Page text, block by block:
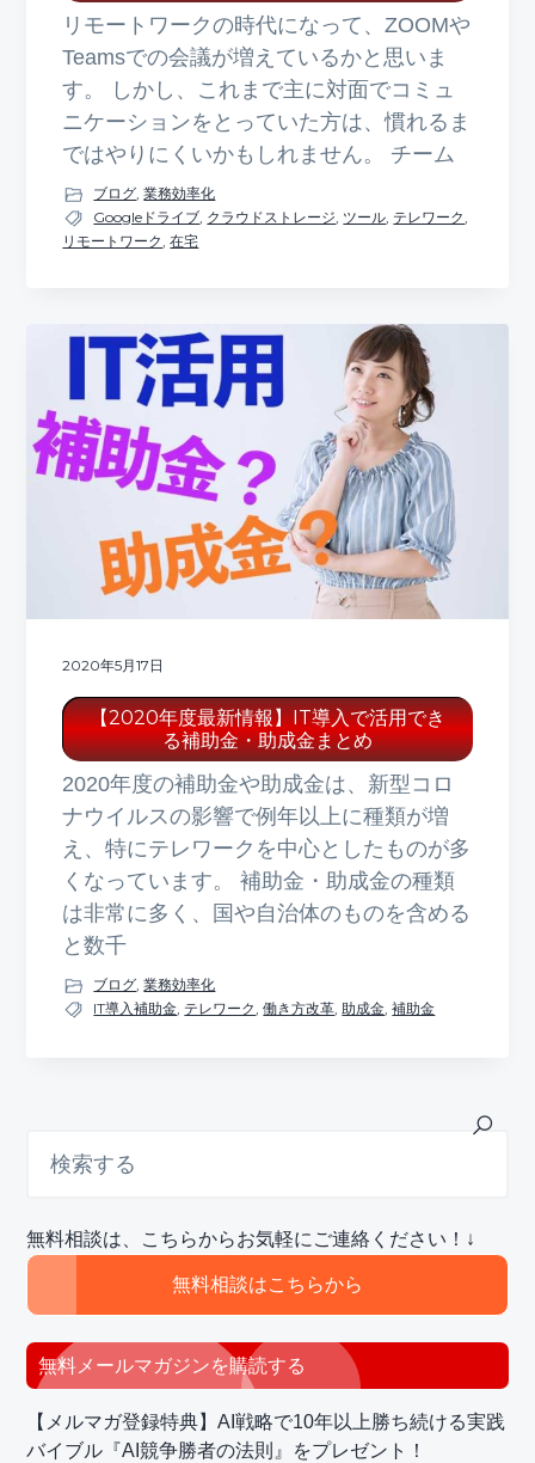
リモートワークの時代になって、ZOOMや
Teamsでの会議が増えているかと思いま
す。 しかし、これまで主に対面でコミュ
ニケーションをとっていた方は、慣れるま
ではやりにくいかもしれません。 チーム
ブログ,業務効率化
Googleドライブ, クラウドストレージ, ツール, テレワーク,
リモートワーク,在宅
2020年5月17日
【2020年度最新情報】IT導入で活用でき
る補助金・助成金まとめ
2020年度の補助金や助成金は、新型コロ
ナウイルスの影響で例年以上に種類が増
え、特にテレワークを中心としたものが多
くなっています。 補助金・助成金の種類
は非常に多く、国や自治体のものを含める
と数千
ブログ ,業務効率化
IT導入補助金 テレワーク ,働き方改革 助成金 ,補助金
初
の
イ
バ
ー
無料相談は、こちらからお気軽にご連絡ください！↓
無料相談はこちらから
無料メールマガジンを購読する
【メルマガ登録特典】AI戦略で10年以上勝ち続ける実践
バイブル『AI競争勝者の法則』をプレゼント！